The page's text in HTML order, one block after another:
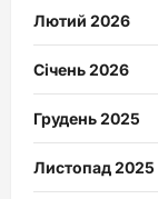
Лютий 2026
Січень 2026
Грудень 2025
Листопад 2025